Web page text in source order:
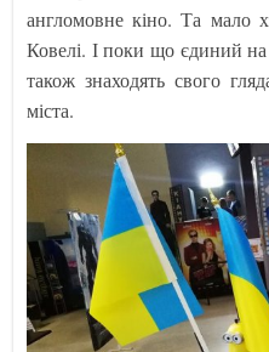
англомовне кіно. Та мало
Ковелі. І поки що єдиний
також знаходять свого
міста.